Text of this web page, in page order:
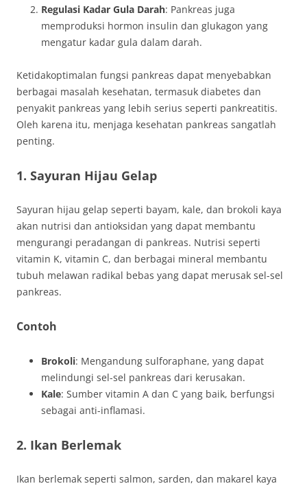
Regulasi Kadar Gula Darah: Pankreas juga
memproduksi hormon insulin dan glukagon yang
mengatur kadar gula dalam darah.
Ketidakoptimalan fungsi pankreas dapat menyebabkan
berbagai masalah kesehatan, termasuk diabetes dan
penyakit pankreas yang lebih serius seperti pankreatitis.
Oleh karena itu, menjaga kesehatan pankreas sangatlah
penting.
1. Sayuran Hijau Gelap
Sayuran hijau gelap seperti bayam, kale, dan brokoli kaya
akan nutrisi dan antioksidan yang dapat membantu
mengurangi peradangan di pankreas. Nutrisi seperti
vitamin K, vitamin C, dan berbagai mineral membantu
tubuh melawan radikal bebas yang dapat merusak sel-sel
pankreas.
Contoh
Brokoli: Mengandung sulforaphane, yang dapat
melindungi sel-sel pankreas dari kerusakan.
Kale: Sumber vitamin A dan C yang baik, berfungsi
sebagai anti-inflamasi.
2. Ikan Berlemak
Ikan berlemak seperti salmon, sarden, dan makarel kaya